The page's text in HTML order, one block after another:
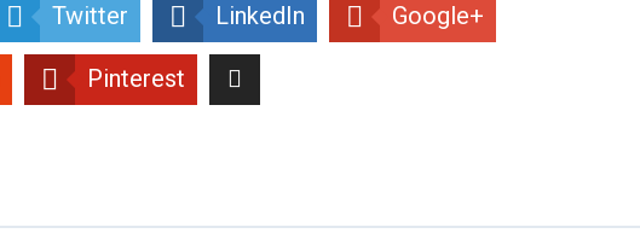
Twitter LinkedIn Google+
Pinterest